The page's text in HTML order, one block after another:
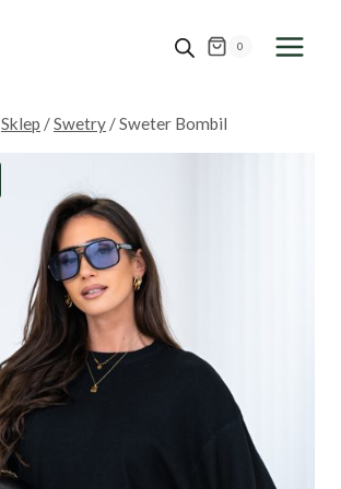
0
Sklep /Swetry /Sweter Bombil